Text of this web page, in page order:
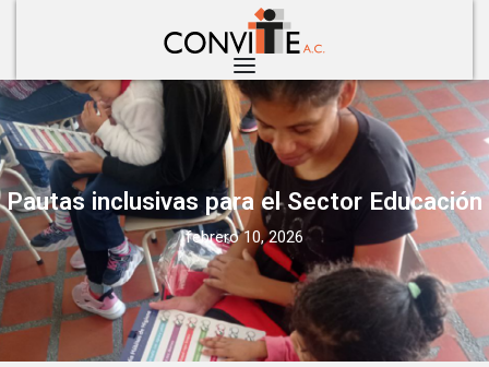
Pautas inclusivas para el Sector Educación
febrero 10, 2026